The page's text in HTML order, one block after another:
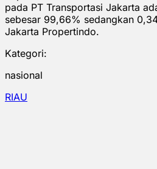
pada PT Transportasi Jakarta
sebesar 99,66% sedangkan
Jakarta Propertindo.
Kategori:
nasional
RIAU